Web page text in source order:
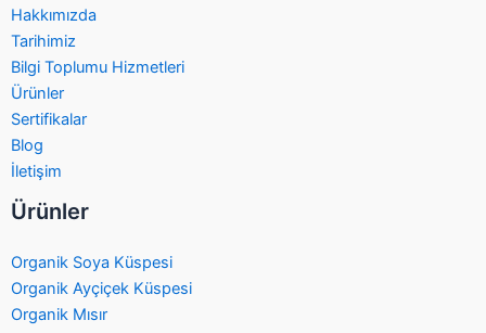
Hakkımızda
Tarihimiz
Bilgi Toplumu Hizmetleri
Ürünler
Sertifikalar
Blog
İletişim
Ürünler
Organik Soya Küspesi
Organik Ayçiçek Küspesi
Organik Mısır